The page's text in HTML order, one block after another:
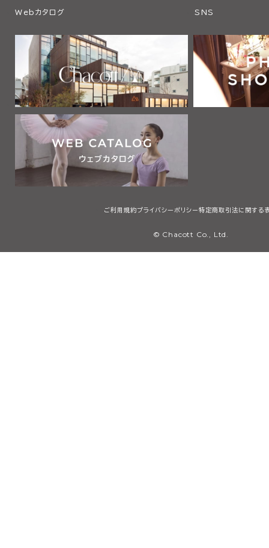
Webカタログ SNS
ご利用規約プライバシーポリシー 特定商取引法に関する
© Chacott Co., Ltd.